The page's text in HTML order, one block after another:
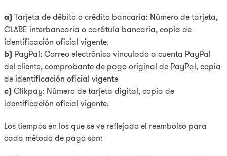
a) Tarjeta de débito o crédito bancaria: Número de tarjeta,
CLABE interbancaria o carátula bancaria, copia de
identificación oficial vigente.
b) PayPal: Correo electrónico vinculado a cuenta PayPal
del cliente, comprobante de pago original de PayPal, copia
de identificación oficial vigente
c) Clikpay: Número de tarjeta digital, copia de
identificación oficial vigente.
Los tiempos en los que se ve reflejado el reembolso para
cada método de pago son: